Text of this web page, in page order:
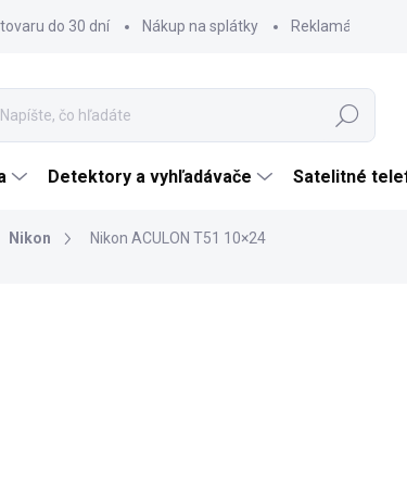
do 30 dní Nákup na splátky Reklamácia
Hľadať
Detektory a vyhľadávače Satelitné
Nikon Nikon ACULON T51 10×24